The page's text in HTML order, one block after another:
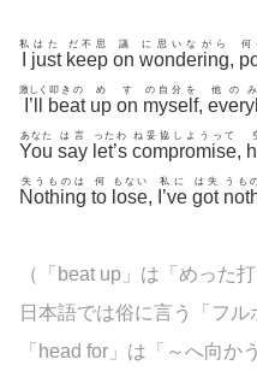
私
just
はた
keep
だ不思
on
議
wondering
に思いながら
,
何
I’ll
激しく
beat
叩きの
up
め
on
す
myself
の自分を
,
他の
You
あなた
say
は言
let’s
ったわ
compromise
ね妥協しようって
,
Nothing
失うものは
to
何
lose
もない
, I’ve
私に
got
は失 うも
（「beat up」は「めった
日本語では俗に言う「フル
「head for」は「～へ向か